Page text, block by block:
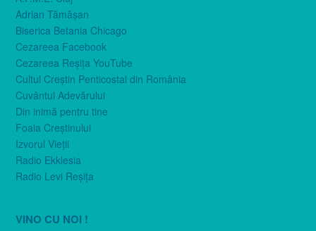
Adrian Tămăşan
Biserica Betania Chicago
Cezareea Facebook
Cezareea Reşiţa YouTube
Cultul Creştin Penticostal din România
Cuvântul Adevărului
Din inimă pentru tine
Foaia Creştinului
Izvorul Vieţii
Radio Ekklesia
Radio Levi Reşiţa
VINO CU NOI !